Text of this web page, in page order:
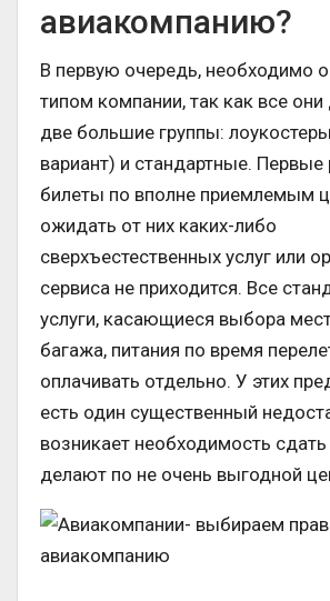
авиакомпанию?
В первую очередь, необходимо
типом компании, так как все они
две большие группы:
вариант) и стандартные. Первые
билеты по вполне приемлемым
ожидать от них каких-либо
сверхъестественных услуг или
сервиса не приходится. Все
услуги, касающиеся выбора
багажа, питания по время
оплачивать отдельно. У этих
есть один существенный
возникает необходимость сдать
делают по не очень выгодной